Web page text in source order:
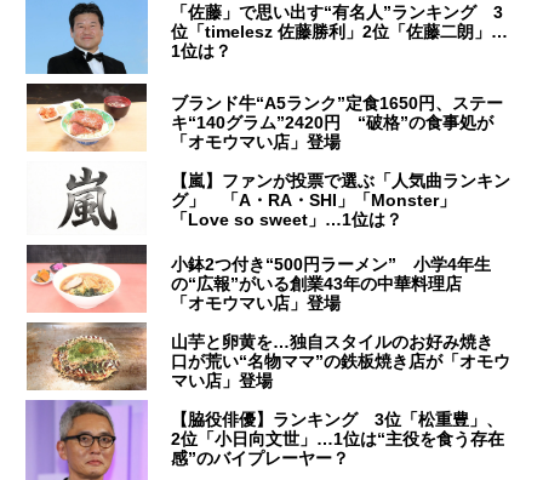
「佐藤」で思い出す“有名人”ランキング 3
位「timelesz 佐藤勝利」2位「佐藤二朗」…
1位は？
ブランド牛“A5ランク”定食1650円、ステー
キ“140グラム”2420円 “破格”の食事処が
「オモウマい店」登場
【嵐】ファンが投票で選ぶ「人気曲ランキン
グ」 「A・RA・SHI」「Monster」
「Love so sweet」…1位は？
小鉢2つ付き“500円ラーメン” 小学4年生
の“広報”がいる創業43年の中華料理店
「オモウマい店」登場
山芋と卵黄を…独自スタイルのお好み焼き
口が荒い“名物ママ”の鉄板焼き店が「オモウ
マい店」登場
【脇役俳優】ランキング 3位「松重豊」、
2位「小日向文世」…1位は“主役を食う存在
感”のバイプレーヤー？